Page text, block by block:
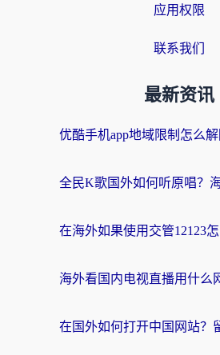
应用权限
联系我们
最新资讯